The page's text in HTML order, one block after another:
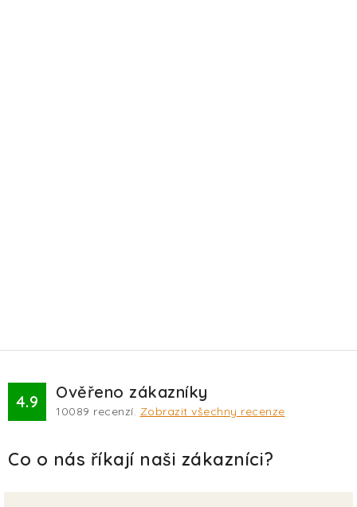
4.9 Ověřeno zákazníky
10089 recenzí. Zobrazit všechny recenze